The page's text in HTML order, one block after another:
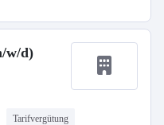
w/d)
Tarifvergütung